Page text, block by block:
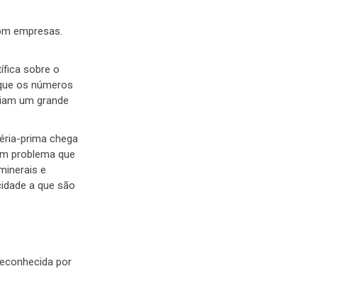
empresas.
sobre o
os números
um grande
prima chega
problema que
e
a que são
por